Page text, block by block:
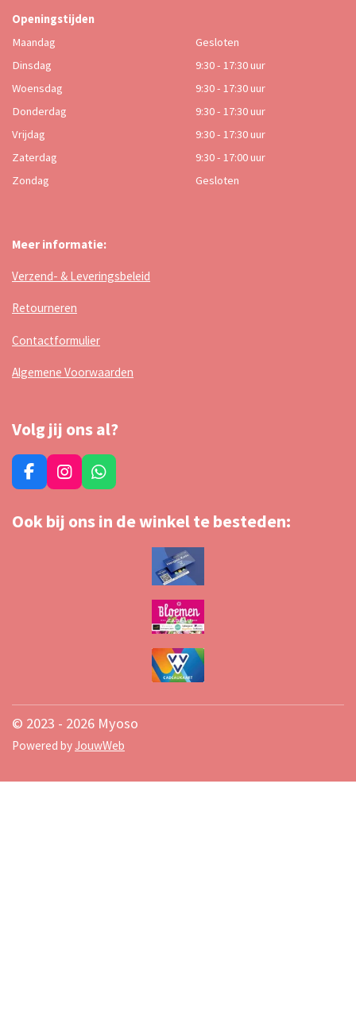
Openingstijden
Maandag
Gesloten
Dinsdag
9:30 - 17:30 uur
Woensdag
9:30 - 17:30 uur
Donderdag
9:30 - 17:30 uur
Vrijdag
9:30 - 17:30 uur
Zaterdag
9:30 - 17:00 uur
Zondag
Gesloten
Meer informatie:
Verzend- & Leveringsbeleid
Retourneren
Contactformulier
Algemene Voorwaarden
Volg jij ons al?
F
a
e
I
n
t
W
h
t
Ook bij ons in de winkel te besteden:
© 2023 - 2026 Myoso
Powered byJouwWeb